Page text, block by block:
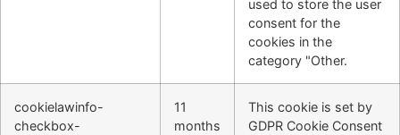
used to store the user
consent for the
cookies in the
category "Other.
cookielawinfo-
checkbox-
11
months
This cookie is set by
GDPR Cookie Consent